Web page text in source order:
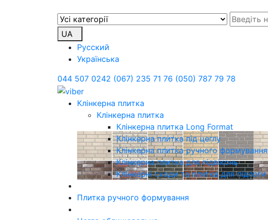
UA
Русский
Українська
044 507 0242 (067) 235 71 76 (050) 787 79 78
Клінкерна плитка
Клінкерна плитка
Клінкерна плитка Long Format
Клінкерна плитка під цеглу
Клінкерна плитка ручного формування
Клінкерна плитка для підвіконь
Клінкерні сходи та плитка для підлоги
Плитка ручного формування